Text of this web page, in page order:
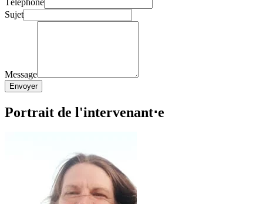
Sujet
Message
Envoyer
Portrait de l'intervenant⋅e